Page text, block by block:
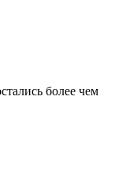
более чем